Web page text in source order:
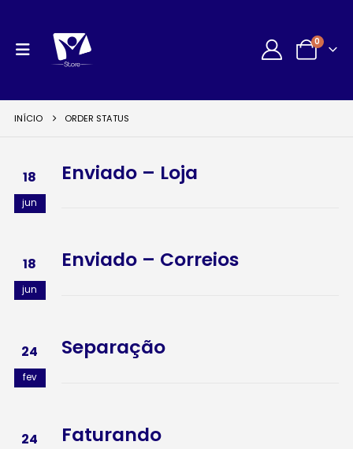
0
INÍCIO ORDER STATUS
18
jun
Enviado – Loja
18
jun
Enviado – Correios
24
fev
Separação
24 Faturando